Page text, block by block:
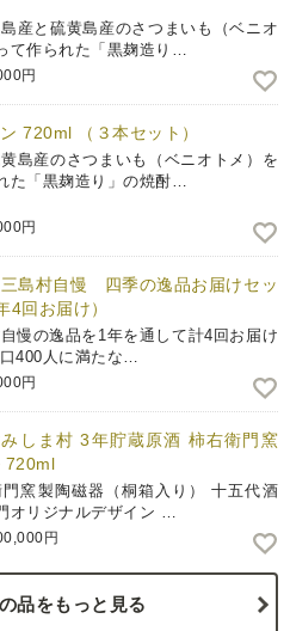
産と硫黄島産のさつまいも（ベニオ
て作られた「黒麹造り…
円
720ml （３本セット）
島産のさつまいも（ベニオトメ）を
た「黒麹造り」の焼酎…
円
三島村自慢 四季の逸品お届けセッ
回お届け）
慢の逸品を1年を通して計4回お届け
400人に満たな…
円
しま村 3年貯蔵原酒 柿右衛門窯
720ml
窯製陶磁器（桐箱入り） 十五代酒
オリジナルデザイン …
円
品をもっと見る